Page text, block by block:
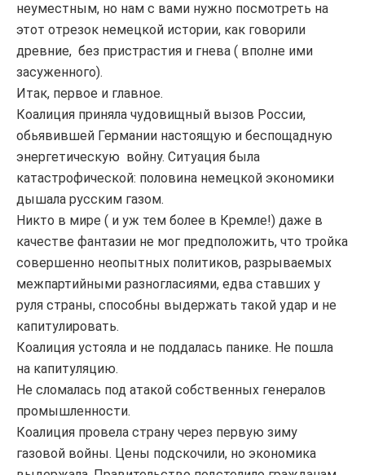
неуместным, но нам с вами нужно посмотреть на
этот отрезок немецкой истории, как говорили
древние, без пристрастия и гнева ( вполне ими
засуженного).
Итак, первое и главное.
Коалиция приняла чудовищный вызов России,
обьявившей Германии настоящую и беспощадную
энергетическую войну. Ситуация была
катастрофической: половина немецкой экономики
дышала русским газом.
Никто в мире ( и уж тем более в Кремле!) даже в
качестве фантазии не мог предположить, что тройка
совершенно неопытных политиков, разрываемых
межпартийными разногласиями, едва ставших у
руля страны, способны выдержать такой удар и не
капитулировать.
Коалиция устояла и не поддалась панике. Не пошла
на капитуляцию.
Не сломалась под атакой собственных генералов
промышленности.
Коалиция провела страну через первую зиму
газовой войны. Цены подскочили, но экономика